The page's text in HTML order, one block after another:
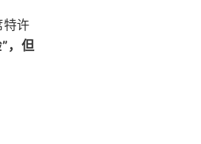
特许
，但